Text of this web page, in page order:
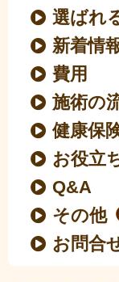
選ばれ
新着情
費用
施術の
健康保
お役立
Q&A
その他
お問合